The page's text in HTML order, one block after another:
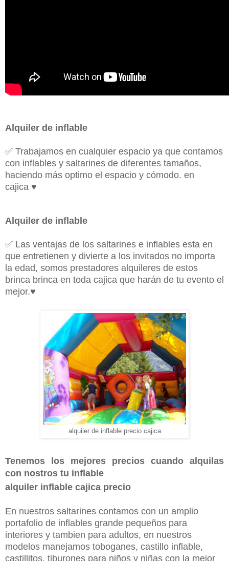
Alquiler de inflable
✅ Trabajamos en cualquier espacio ya que contamos
con inflables y saltarines de diferentes tamaños,
haciendo más optimo el espacio y cómodo. en
cajica ♥
Alquiler de inflable
✅ Las ventajas de los saltarines e inflables esta en
que entretienen y divierte a los invitados no importa
la edad, somos prestadores alquileres de estos
brinca brinca en toda cajica que harán de tu evento el
mejor.♥
alquiler de inflable precio cajica
Tenemos los mejores precios cuando alquilas
con nostros tu inflable
alquiler inflable cajica precio
En nuestros saltarines contamos con un amplio
portafolio de inflables grande pequeños para
interiores y tambien para adultos, en nuestros
modelos manejamos toboganes, castillo inflable,
castillitos, tiburones para niños y niñas con la mejor